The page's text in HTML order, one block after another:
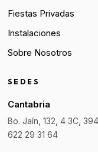
Fiestas Privadas
Instalaciones
Sobre Nosotros
SEDES
Cantabria
Bo. Jaín, 132, 4 3C,
622 29 31 64